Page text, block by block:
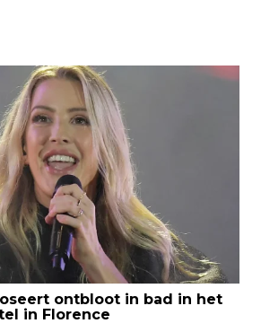
ontbloot in bad in het
in Florence